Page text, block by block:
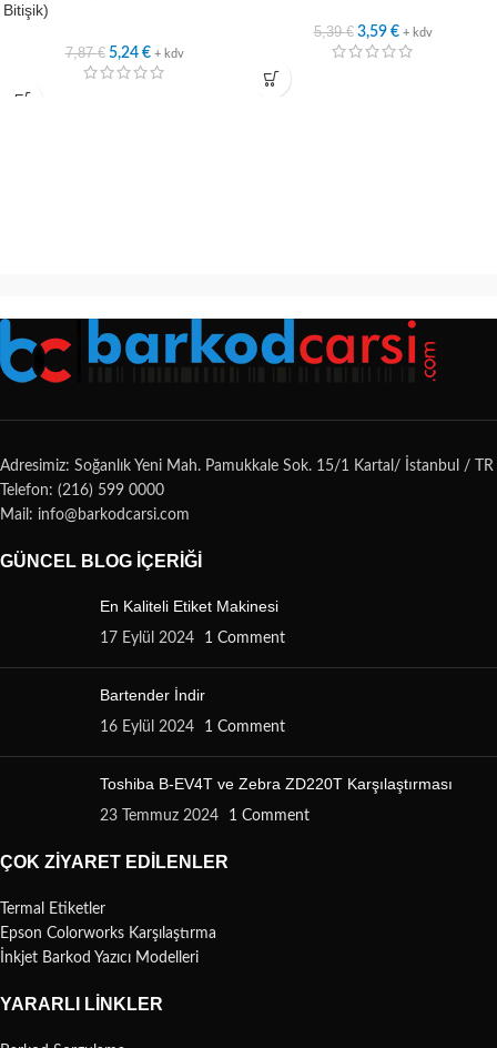
Bitişik)
7,87€ 5,24 € + kdv
5,39€ 3,59 € + kdv
Adresimiz: Soğanlık Yeni Mah. Pamukkale Sok. 15/1 Kartal/ İstanbul / TR
Telefon: (216) 599 0000
Mail: info@barkodcarsi.com
GÜNCEL BLOG İÇERIĞI
En Kaliteli Etiket Makinesi
17 Eylül 2024 1 Comment
Bartender İndir
16 Eylül 2024 1 Comment
Toshiba B-EV4T ve Zebra ZD220T Karşılaştırması
23 Temmuz 2024 1 Comment
ÇOK ZIYARET EDILENLER
Termal Etiketler
Epson Colorworks Karşılaştırma
İnkjet Barkod Yazıcı Modelleri
YARARLI LINKLER